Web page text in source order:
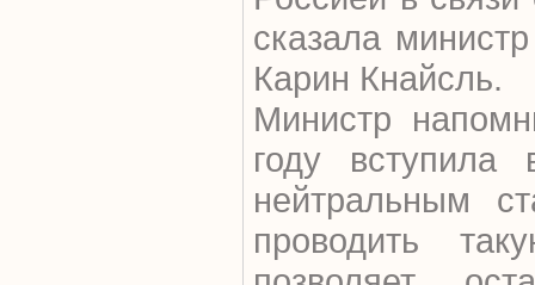
сказала
Карин Кнайсль.
Министр
году
нейтральным
проводить